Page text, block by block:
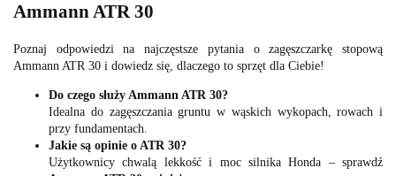
Ammann ATR 30
Poznaj odpowiedzi na najczęstsze pytania o zagęszczarkę stopową
Ammann ATR 30 i dowiedz się, dlaczego to sprzęt dla Ciebie!
Do czego służy Ammann ATR 30?
Idealna do zagęszczania gruntu w wąskich wykopach, rowach i
przy fundamentach.
Jakie są opinie o ATR 30?
Użytkownicy chwalą lekkość i moc silnika Honda – sprawdź